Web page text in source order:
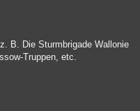
B. Die Sturmbrigade Wallonie
Truppen, etc.